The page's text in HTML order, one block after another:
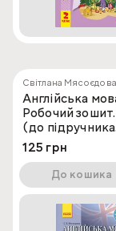
Світлана Мясоєдова
Англійська
Робочий зошит.
(до підручника
Карп'юк)
125 грн
До кошика